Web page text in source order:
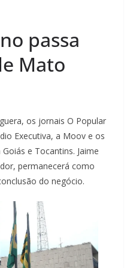
passa
Mato
os jornais O Popular
Executiva, a Moov e os
e Tocantins. Jaime
permanecerá como
do negócio.